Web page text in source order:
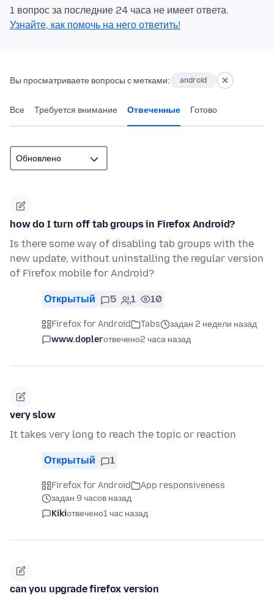
1 вопрос за последние 24 часа не имеет ответа.
Узнайте, как помочь на него ответить!
Вы просматриваете вопросы с метками: android
Все Требуется внимание Отвеченные Готово
how do I turn off tab groups in Firefox Android?
Is there some way of disabling tab groups with the
new update, without uninstalling the regular version
of Firefox mobile for Android?
Открытый 5 1 10
Firefox for Android Tabs
задан 2 недели назад
www.doplerотвечено2 часа назад
very slow
It takes very long to reach the topic or reaction
Открытый 1
Firefox for Android
App responsiveness
задан 9 часов назад
Kikiотвечено1 час назад
can you upgrade firefox version